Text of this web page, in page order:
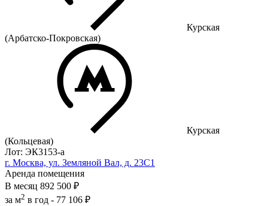
Курская
(Арбатско-Покровская)
Курская
(Кольцевая)
Лот: ЭК3153-a
г. Москва, ул. Земляной Вал, д. 23С1
Аренда помещения
В месяц 892 500 ₽
за м2 в год - 77 106 ₽